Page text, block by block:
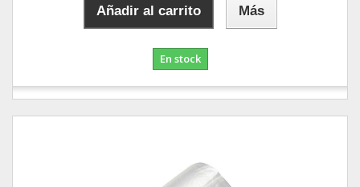
Añadir al carrito Más
En stock